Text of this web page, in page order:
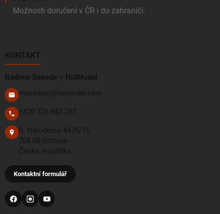
Možnosti doručení v ČR i do zahraničí.
KONTAKT
Radimír Beseda – HiSModel
message@hismodel.com
+420 736 643 287
B. Nikodéma 4476/15
708 00 Ostrava
Česká republika
Kontaktní formulář